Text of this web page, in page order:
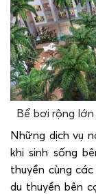
Bể bơi rộng
Những dịch vụ
khi sinh sống
thuyền cùng
du thuyền bên